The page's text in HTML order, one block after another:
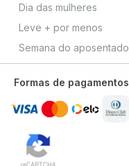
Dia das mulheres
Leve + por menos
Semana do aposentado
Formas de pagamentos